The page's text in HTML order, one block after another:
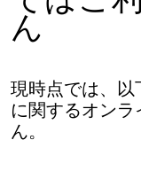
ん
現時点では、以
に関するオン
ん。